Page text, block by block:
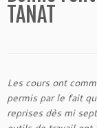
TANAT
Les cours ont
permis par le fait
reprises dès mi